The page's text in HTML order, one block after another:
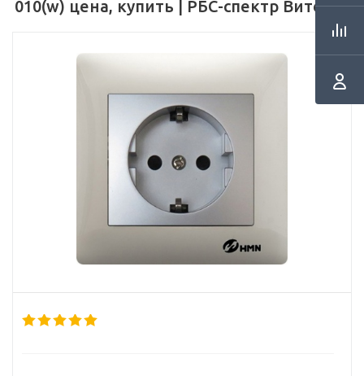
010(w) цена, купить | РБС-спектр Витебск